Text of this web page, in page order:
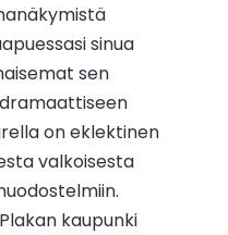
sinua
sen
on eklektinen
valkoisesta
kaupunki